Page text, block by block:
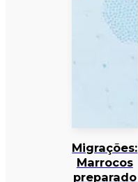
Migrações:
Marrocos
preparado